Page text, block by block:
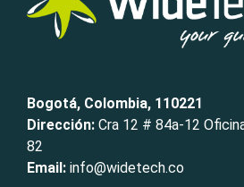
Bogotá, Colombia, 110221
Dirección: Cra 12 # 84a-12
82
Email: info@widetech.co